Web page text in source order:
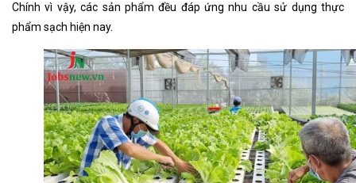
Chính vì vậy, các sản phẩm đều đáp ứng nhu cầu sử dụng thực
phẩm sạch hiện nay.